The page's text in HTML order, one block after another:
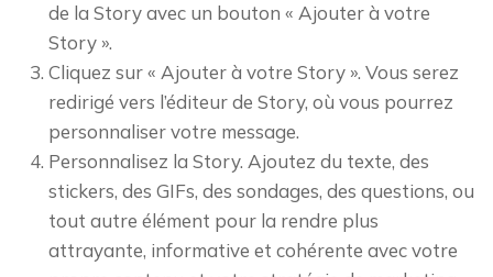
de la Story avec un bouton « Ajouter à votre
Story ».
Cliquez sur « Ajouter à votre Story ». Vous serez
redirigé vers l’éditeur de Story, où vous pourrez
personnaliser votre message.
Personnalisez la Story. Ajoutez du texte, des
stickers, des GIFs, des sondages, des questions, ou
tout autre élément pour la rendre plus
attrayante, informative et cohérente avec votre